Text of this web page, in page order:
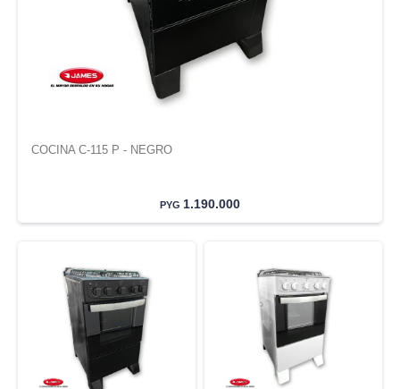
COCINA C-115 P - NEGRO
PYG 1.190.000